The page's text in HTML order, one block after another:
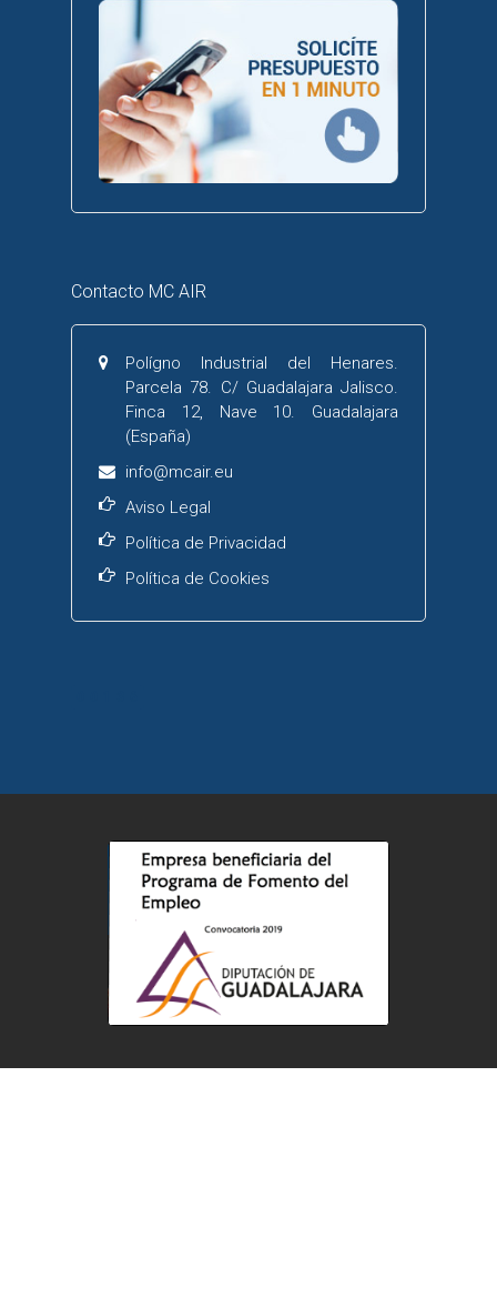
Contacto MC AIR
Polígno Industrial del Henares.
Parcela 78. C/ Guadalajara Jalisco.
Finca 12, Nave 10. Guadalajara
(España)
info@mcair.eu
Aviso Legal
Política de Privacidad
Política de Cookies